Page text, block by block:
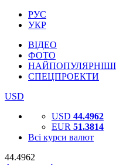
РУС
УКР
ВІДЕО
ФОТО
НАЙПОПУЛЯРНІШІ
СПЕЦПРОЕКТИ
USD
USD 44.4962
EUR 51.3814
Всі курси валют
44.4962